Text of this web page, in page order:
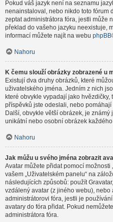
Pokud váš jazyk není na seznamu
nenainstaloval, nebo nikdo toto fórum
zeptat administrátora fóra, jestli může
překlad do vašeho jazyku neexistuje,
informací můžete najít na webu phpBB
Nahoru
K čemu slouží obrázky zobrazené u
Existují dva druhy obrázků, které
uživatelského jména. Jedním z nich
které obvykle vypadají jako
příspěvků jste odeslali, nebo
Další, obvykle větší obrázek, je
unikátní nebo osobní obrázek
Nahoru
Jak můžu u svého jména zobrazit
Avatar můžete přidat pomocí možnosti
vašem „Uživatelském panelu“ na
následujících způsobů: použít
vzdálený avatar (z jiného webu),
administrátorovi fóra, jestli je
avatary do fóra přidat. Pokud
administrátora fóra.